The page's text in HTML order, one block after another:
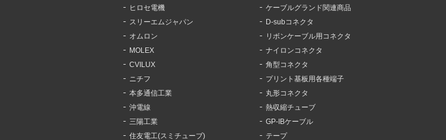
ヒロセ電機
スリーエムジャパン
オムロン
MOLEX
CVILUX
ニチフ
本多通信工業
沖電線
三陽工業
住友電工(スミチューブ)
ケーブルグランド関連商品
D-subコネクタ
リボンケーブル用コネクタ
ナイロンコネクタ
角型コネクタ
プリント基板用各種端子
丸形コネクタ
熱収縮チューブ
GP-IBケーブル
テープ